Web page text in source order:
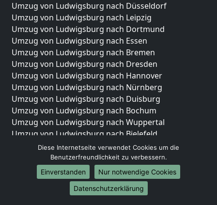
Umzug von Ludwigsburg nach Düsseldorf
Umzug von Ludwigsburg nach Leipzig
Umzug von Ludwigsburg nach Dortmund
Umzug von Ludwigsburg nach Essen
Umzug von Ludwigsburg nach Bremen
Umzug von Ludwigsburg nach Dresden
Umzug von Ludwigsburg nach Hannover
Umzug von Ludwigsburg nach Nürnberg
Umzug von Ludwigsburg nach Duisburg
Umzug von Ludwigsburg nach Bochum
Umzug von Ludwigsburg nach Wuppertal
Umzug von Ludwigsburg nach Bielefeld
Umzug von Ludwigsburg nach Bonn
Umzug von Ludwigsburg nach Münster
Internationale-Umzüge
Umzug von Ludwigsburg nach Brasilien
Diese Internetseite verwendet Cookies um die
Benutzerfreundlichkeit zu verbessern.
Einverstanden
Nur notwendige Cookies
Datenschutzerklärung